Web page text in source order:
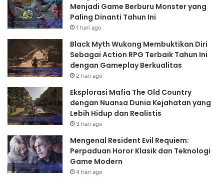
Fitur-fitur Unggulan Call of
Duty: Warzone Mobile
Call of Duty: Warzone Mobile tidak hanya sekedar
porting dari versi konsol. Game ini hadir dengan fitur-
fitur khusus yang dirancang untuk meningkatkan
pengalaman bermain di perangkat mobile. Berikut
beberapa fitur unggulannya:
Battle Royale Klasik dengan
Sentuhan Modern
Nikmati sensasibattle royale klasik dengan hingga 120
pemain dalam satu pertandingan. Terjun dari pesawat,
cari senjata, dan berjuang untuk menjadi yang terakhir
Menjadi Game Berburu Monster yang
Paling Dinanti Tahun Ini
1 hari ago
Black Myth Wukong Membuktikan Diri
Sebagai Action RPG Terbaik Tahun Ini
dengan Gameplay Berkualitas
2 hari ago
Eksplorasi Mafia The Old Country
dengan Nuansa Dunia Kejahatan yang
Lebih Hidup dan Realistis
3 hari ago
Mengenal Resident Evil Requiem:
Perpaduan Horor Klasik dan Teknologi
Game Modern
4 hari ago